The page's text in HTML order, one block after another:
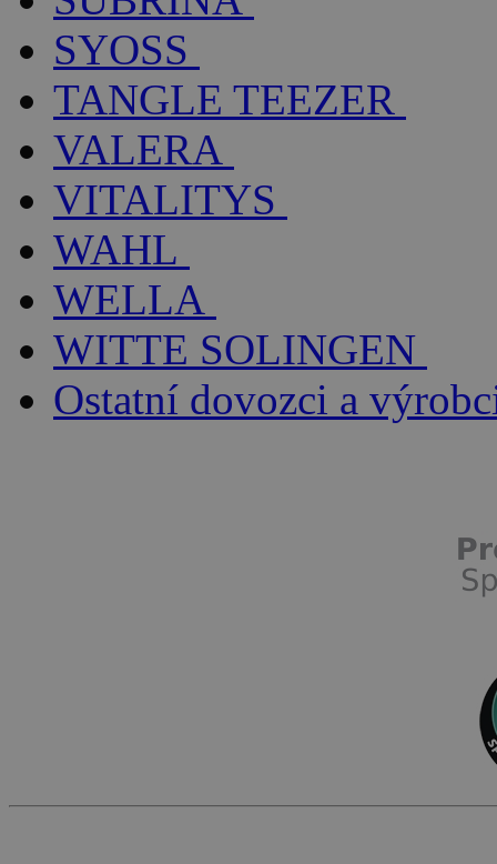
SYOSS
TANGLE TEEZER
VALERA
VITALITYS
WAHL
WELLA
WITTE SOLINGEN
Ostatní dovozci a